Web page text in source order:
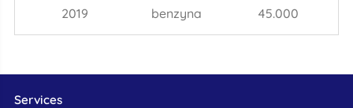
2019 benzyna 45.000
Services